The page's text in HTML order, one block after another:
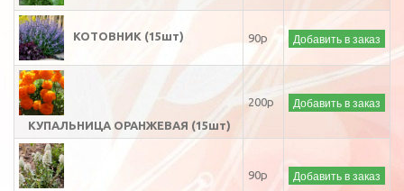
КОТОВНИК (15шт) 90р Добавить в заказ
КУПАЛЬНИЦА ОРАНЖЕВАЯ (15шт)
200р Добавить в заказ
90р Добавить в заказ